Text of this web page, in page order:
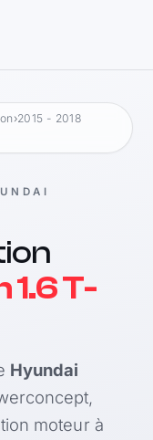
›2015 - 2018
1.6 T-
Hyundai
moteur à